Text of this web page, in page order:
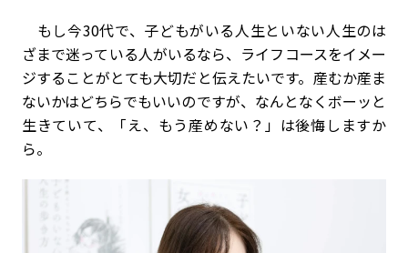
もし今30代で、子どもがいる人生といない人生のは
ざまで迷っている人がいるなら、ライフコースをイメー
ジすることがとても大切だと伝えたいです。産むか産ま
ないかはどちらでもいいのですが、なんとなくボーッと
生きていて、「え、もう産めない？」は後悔しますか
ら。